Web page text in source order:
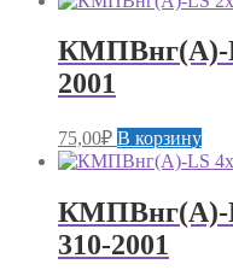
КМПВнг(А)-
2001
75,00₽ В корзину
КМПВнг(А)-
310-2001